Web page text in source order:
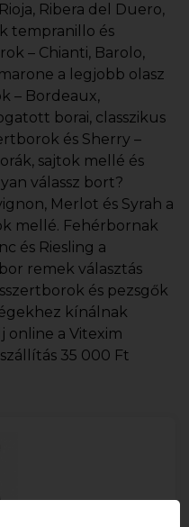
Ribera del Duero,
tempranillo és
– Chianti, Barolo,
a legjobb olasz
– Bordeaux,
borai, classzikus
és Sherry –
sajtok mellé és
válassz bort?
Merlot és Syrah a
mellé. Fehérbornak
és Riesling a
remek választás
és pezsgők
kínálnak
online a Vitexim
35 000 Ft